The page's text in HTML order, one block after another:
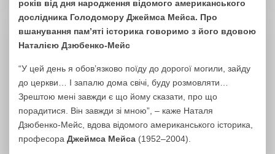
років від дня народження відомого американського
дослідника Голодомору Джеймса Мейса. Про
вшанування пам’яті історика говоримо з його вдовою
Наталією Дзюбенко-Мейс
“У цей день я обов’язково поїду до дорогої могили, зайду
до церкви… І запалю дома свічі, буду розмовляти…
Зрештою мені завжди є що йому сказати, про що
порадитися. Він завжди зі мною”, – каже Наталя
Дзюбенко-Мейс, вдова відомого американського історика,
професора Джеймса Мейса (1952–2004).